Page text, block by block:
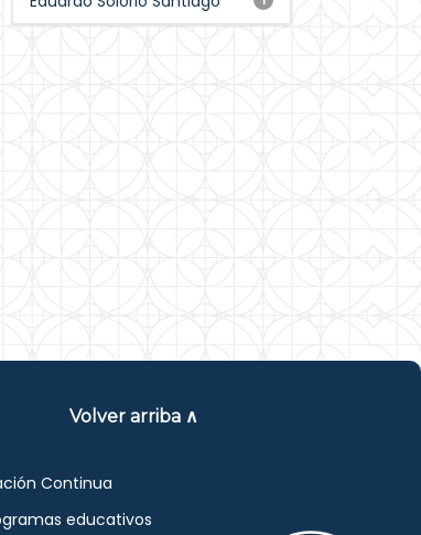
Volver arriba ∧
Continua
educativos